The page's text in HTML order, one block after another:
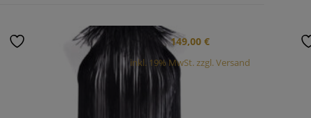
149,00€
inkl. 19% MwSt. zzgl. Versand